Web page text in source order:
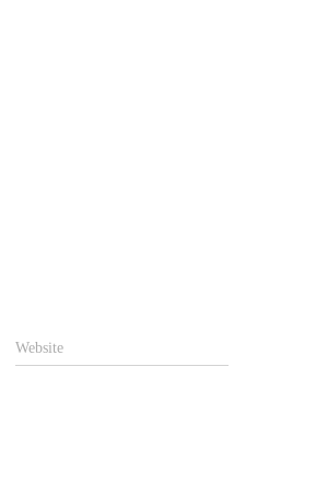
Website